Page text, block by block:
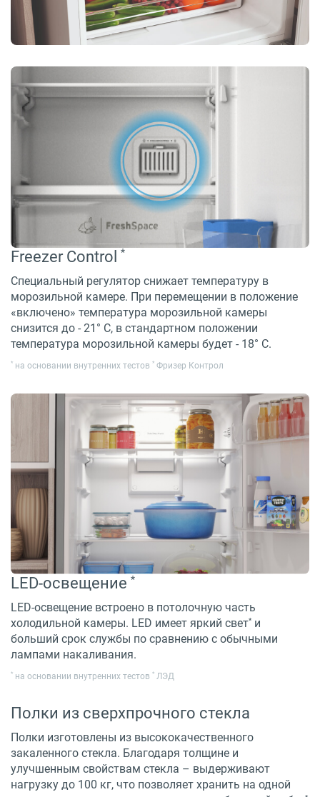
Freezer Control *
Специальный регулятор снижает температуру в
морозильной камере. При перемещении в положение
«включено» температура морозильной камеры
снизится до - 21° С, в стандартном положении
температура морозильной камеры будет - 18° С.
* на основании внутренних тестов * Фризер Контрол
LED-освещение *
LED-освещение встроено в потолочную часть
холодильной камеры. LED имеет яркий свет* и
больший срок службы по сравнению с обычными
лампами накаливания.
* на основании внутренних тестов * ЛЭД
Полки из сверхпрочного стекла
Полки изготовлены из высококачественного
закаленного стекла. Благодаря толщине и
улучшенным свойствам стекла – выдерживают
нагрузку до 100 кг, что позволяет хранить на одной